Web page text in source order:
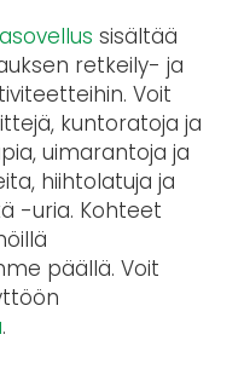
sisältää
retkeily- ja
Voit
kuntoratoja ja
uimarantoja ja
hiihtolatuja ja
-uria. Kohteet
päällä. Voit
.